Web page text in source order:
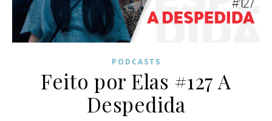
PODCASTS
Feito por Elas #127 A
Despedida